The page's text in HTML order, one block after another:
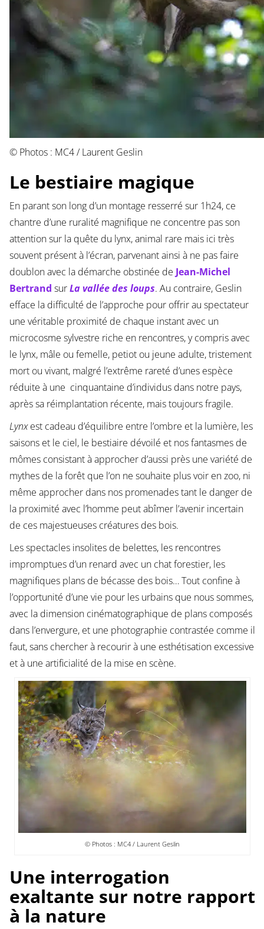
© Photos : MC4 / Laurent Geslin
Le bestiaire magique
En parant son long d’un montage resserré sur 1h24, ce
chantre d’une ruralité magnifique ne concentre pas son
attention sur la quête du lynx, animal rare mais ici très
souvent présent à l’écran, parvenant ainsi à ne pas faire
doublon avec la démarche obstinée de Jean-Michel
Bertrand surLa vallée des loups. Au contraire, Geslin
efface la difficulté de l’approche pour offrir au spectateur
une véritable proximité de chaque instant avec un
microcosme sylvestre riche en rencontres, y compris avec
le lynx, mâle ou femelle, petiot ou jeune adulte, tristement
mort ou vivant, malgré l’extrême rareté d’unes espèce
réduite à une cinquantaine d’individus dans notre pays,
après sa réimplantation récente, mais toujours fragile.
Lynxest cadeau d’équilibre entre l’ombre et la lumière, les
saisons et le ciel, le bestiaire dévoilé et nos fantasmes de
mômes consistant à approcher d’aussi près une variété de
mythes de la forêt que l’on ne souhaite plus voir en zoo, ni
même approcher dans nos promenades tant le danger de
la proximité avec l’homme peut abîmer l’avenir incertain
de ces majestueuses créatures des bois.
Les spectacles insolites de belettes, les rencontres
impromptues d’un renard avec un chat forestier, les
magnifiques plans de bécasse des bois… Tout confine à
l’opportunité d’une vie pour les urbains que nous sommes,
avec la dimension cinématographique de plans composés
dans l’envergure, et une photographie contrastée comme il
faut, sans chercher à recourir à une esthétisation excessive
et à une artificialité de la mise en scène.
© Photos : MC4 / Laurent Geslin
Une interrogation
exaltante sur notre rapport
à la nature